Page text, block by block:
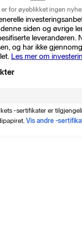
er for øyeblikket ingen
siden og øvrige
leverandøren.
og har ikke
Les mer om
-sertifikater er
Vis andre -